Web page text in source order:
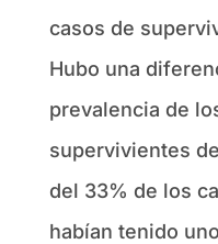
casos de
Hubo una
prevalencia de
supervivientes
del 33% de los
habían tenido